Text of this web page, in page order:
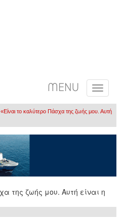
MENU
«Είναι το καλύτερο Πάσχα της ζωής μου. Αυτή